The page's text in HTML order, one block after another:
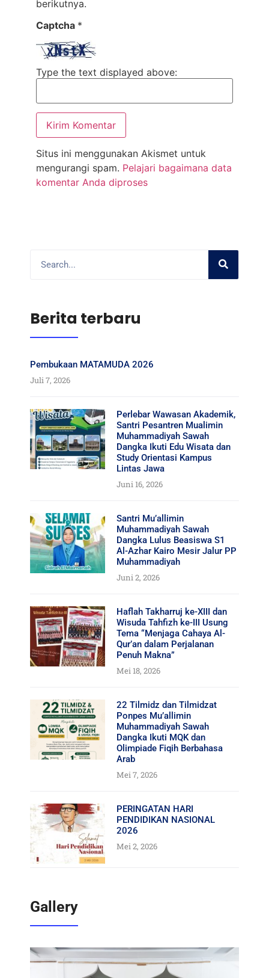
berikutnya.
Captcha *
Type the text displayed above:
Situs ini menggunakan Akismet untuk
mengurangi spam. Pelajari bagaimana data
komentar Anda diproses
Berita terbaru
Pembukaan MATAMUDA 2026
Juli 7, 2026
Perlebar Wawasan Akademik,
Santri Pesantren Mualimin
Muhammadiyah Sawah
Dangka Ikuti Edu Wisata dan
Study Orientasi Kampus
Lintas Jawa
Juni 16, 2026
Santri Mu’allimin
Muhammadiyah Sawah
Dangka Lulus Beasiswa S1
Al-Azhar Kairo Mesir Jalur PP
Muhammadiyah
Juni 2, 2026
Haflah Takharruj ke-XIII dan
Wisuda Tahfizh ke-III Usung
Tema “Menjaga Cahaya Al-
Qur’an dalam Perjalanan
Penuh Makna”
Mei 18, 2026
22 Tilmidz dan Tilmidzat
Ponpes Mu’allimin
Muhammadiyah Sawah
Dangka Ikuti MQK dan
Olimpiade Fiqih Berbahasa
Arab
Mei 7, 2026
PERINGATAN HARI
PENDIDIKAN NASIONAL
2026
Mei 2, 2026
Gallery